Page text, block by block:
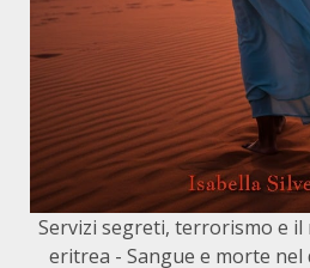
Servizi segreti, terrorismo e il
eritrea - Sangue e morte nel